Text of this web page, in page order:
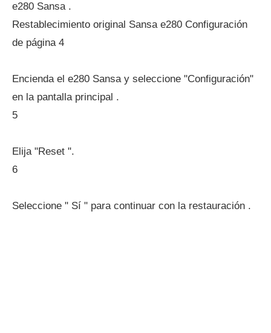
e280 Sansa .
Restablecimiento original Sansa e280 Configuración
de página 4
Encienda el e280 Sansa y seleccione "Configuración"
en la pantalla principal .
5
Elija "Reset ".
6
Seleccione " Sí " para continuar con la restauración .